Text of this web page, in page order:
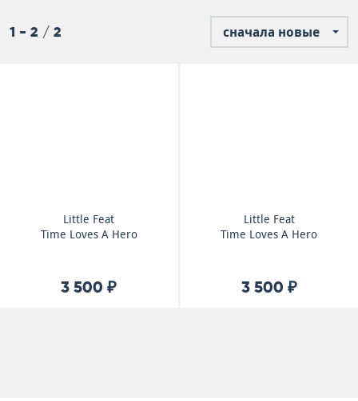
1 - 2 / 2 сначала новые
Little Feat
Time Loves A Hero
3 500 ₽
Little Feat
Time Loves A Hero
3 500 ₽